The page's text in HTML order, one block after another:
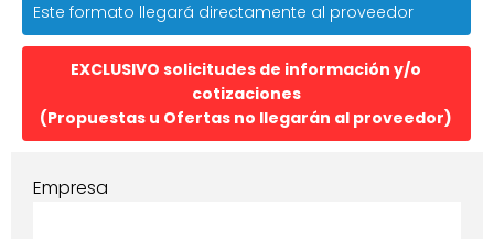
Este formato llegará directamente al proveedor
EXCLUSIVO solicitudes de información y/o
cotizaciones
(Propuestas u Ofertas no llegarán al proveedor)
Empresa